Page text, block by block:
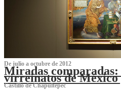
De julio a octubre de 2012
Miradas comparadas:
virreinatos de México
Castillo de Chapultepec